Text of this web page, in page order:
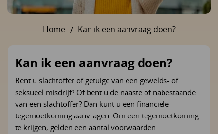
U bent hier:
Home Kan ik een aanvraag doen?
Kan ik een aanvraag doen?
Bent u slachtoffer of getuige van een gewelds- of
seksueel misdrijf? Of bent u de naaste of nabestaande
van een slachtoffer? Dan kunt u een financiële
tegemoetkoming aanvragen. Om een tegemoetkoming
te krijgen, gelden een aantal voorwaarden.